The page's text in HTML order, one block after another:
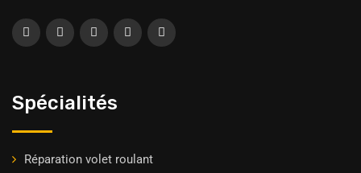
Spécialités
Réparation volet roulant